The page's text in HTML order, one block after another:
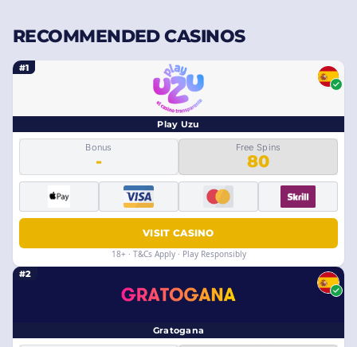
RECOMMENDED CASINOS
#1
Play Uzu
Bonus
-
Free Spins
80
VISIT CASINO
18+ · T&Cs Apply · Play Responsibly
#2
Gratogana